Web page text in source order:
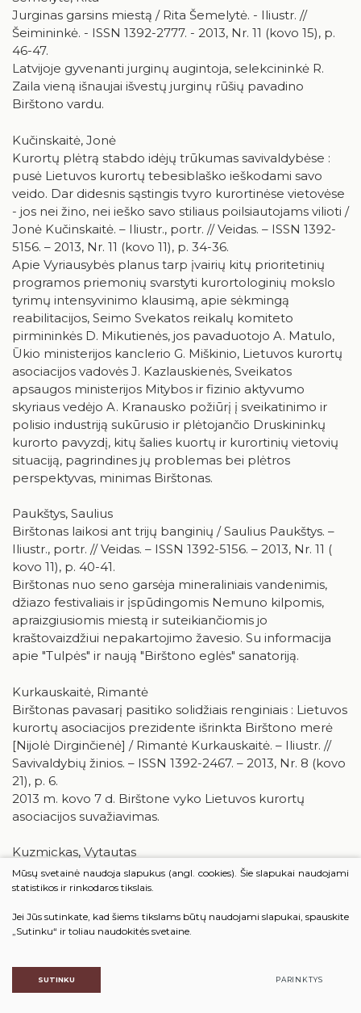
Jurginas garsins miestą / Rita Šemelytė. - Iliustr. //
Šeimininkė. - ISSN 1392-2777. - 2013, Nr. 11 (kovo 15), p.
46-47.
Latvijoje gyvenanti jurginų augintoja, selekcininkė R.
Zaila vieną išnaujai išvestų jurginų rūšių pavadino
Birštono vardu.
Kučinskaitė, Jonė
Kurortų plėtrą stabdo idėjų trūkumas savivaldybėse :
pusė Lietuvos kurortų tebesiblaško ieškodami savo
veido. Dar didesnis sąstingis tvyro kurortinėse vietovėse
- jos nei žino, nei ieško savo stiliaus poilsiautojams vilioti /
Jonė Kučinskaitė. – Iliustr., portr. // Veidas. – ISSN 1392-
5156. – 2013, Nr. 11 (kovo 11), p. 34-36.
Apie Vyriausybės planus tarp įvairių kitų prioritetinių
programos priemonių svarstyti kurortologinių mokslo
tyrimų intensyvinimo klausimą, apie sėkmingą
reabilitacijos, Seimo Svekatos reikalų komiteto
pirmininkės D. Mikutienės, jos pavaduotojo A. Matulo,
Ūkio ministerijos kanclerio G. Miškinio, Lietuvos kurortų
asociacijos vadovės J. Kazlauskienės, Sveikatos
apsaugos ministerijos Mitybos ir fizinio aktyvumo
skyriaus vedėjo A. Kranausko požiūrį į sveikatinimo ir
polisio industriją sukūrusio ir plėtojančio Druskininkų
kurorto pavyzdį, kitų šalies kuortų ir kurortinių vietovių
situaciją, pagrindines jų problemas bei plėtros
perspektyvas, minimas Birštonas.
Paukštys, Saulius
Birštonas laikosi ant trijų banginių / Saulius Paukštys. –
Iliustr., portr. // Veidas. – ISSN 1392-5156. – 2013, Nr. 11 (
kovo 11), p. 40-41.
Birštonas nuo seno garsėja mineraliniais vandenimis,
džiazo festivaliais ir įspūdingomis Nemuno kilpomis,
apraizgiusiomis miestą ir suteikiančiomis jo
kraštovaizdžiui nepakartojimo žavesio. Su informacija
apie "Tulpės" ir naują "Birštono eglės" sanatoriją.
Kurkauskaitė, Rimantė
Birštonas pavasarį pasitiko solidžiais renginiais : Lietuvos
kurortų asociacijos prezidente išrinkta Birštono merė
[Nijolė Dirginčienė] / Rimantė Kurkauskaitė. – Iliustr. //
Savivaldybių žinios. – ISSN 1392-2467. – 2013, Nr. 8 (kovo
21), p. 6.
2013 m. kovo 7 d. Birštone vyko Lietuvos kurortų
asociacijos suvažiavimas.
Kuzmickas, Vytautas
IšBirštono muziejausfondų (III). Kunigas Boleslovas
Ligeika (1908 1971) - gyvenimas Dievui ir Tėvynei /
parapijos žinios. – ISSN 1392-8996. – 2013, vasaris (Nr. 2),
p. 4.
Iš pagalvės mokesčio reklamuojami ir gražinami
kurortai. – Iliustr. // Veidas. – ISSN 1392-5156. – 2013, Nr. 9
Mūsų svetainė naudoja slapukus (angl. cookies). Šie slapukai naudojami
statistikos ir rinkodaros tikslais.
Jei Jūs sutinkate, kad šiems tikslams būtų naudojami slapukai, spauskite
„Sutinku“ ir toliau naudokitės svetaine.
SUTINKU PARINKTYS